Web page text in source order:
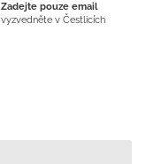
Zadejte pouze email
vyzvedněte v Čestlicích